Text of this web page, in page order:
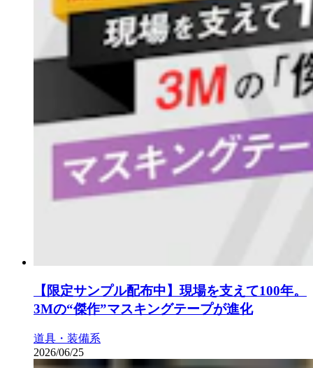
【限定サンプル配布中】現場を支えて100年。
3Mの“傑作”マスキングテープが進化
道具・装備系
2026/06/25